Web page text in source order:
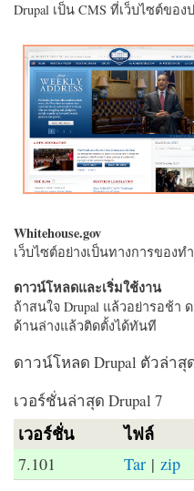
Drupal เป็น CMS ที่เว็บไซต์ของ
Whitehouse.gov
เว็บไซต์อย่างเป็นทางการของท
ดาวน์โหลดและเริ่มใช้งาน
ถ้าสนใจ Drupal แล้วอย่ารอช้า
ด้านล่างแล้วติดตั้งได้ทันที
ดาวน์โหลด Drupal ตัวล่าสุ
เวอร์ชั่นล่าสุด Drupal 7
เวอร์ชั่น ไฟล์
7.101 Tar |zip